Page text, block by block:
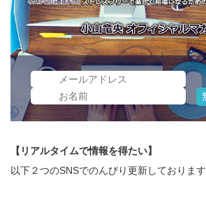
【リアルタイムで情報を得たい】
以下２つのSNSでのんびり更新しております